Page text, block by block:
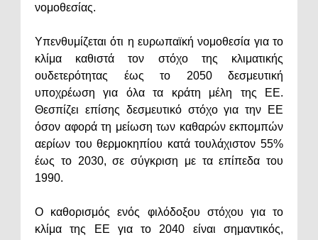
νομοθεσίας.
Υπενθυμίζεται ότι η ευρωπαϊκή νομοθεσία για το
κλίμα καθιστά τον στόχο της κλιματικής
ουδετερότητας έως το 2050 δεσμευτική
υποχρέωση για όλα τα κράτη μέλη της ΕΕ.
Θεσπίζει επίσης δεσμευτικό στόχο για την ΕΕ
όσον αφορά τη μείωση των καθαρών εκπομπών
αερίων του θερμοκηπίου κατά τουλάχιστον 55%
έως το 2030, σε σύγκριση με τα επίπεδα του
1990.
Ο καθορισμός ενός φιλόδοξου στόχου για το
κλίμα της ΕΕ για το 2040 είναι σημαντικός,